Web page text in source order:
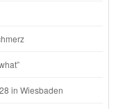
in Wiesbaden